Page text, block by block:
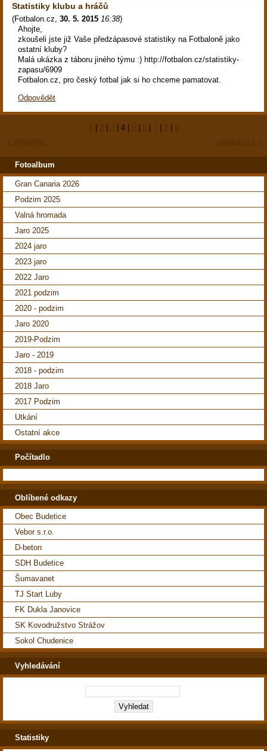
Statistiky klubu a hráčů
(Fotbalon.cz 30. 5. 2015 16:38)
Ahojte,
zkoušeli jste již Vaše předzápasové statistiky na Fotbaloně jako
ostatní kluby?
Malá ukázka z táboru jiného týmu :) http://fotbalon.cz/statistiky-
zapasu/6909
Fotbalon.cz, pro český fotbal jak si ho chceme pamatovat.
Odpovědět
4
Fotoalbum
Gran Canaria 2026
Podzim 2025
Valná hromada
Jaro 2025
2024 jaro
2023 jaro
2022 Jaro
2021 podzim
2020 - podzim
Jaro 2020
2019-Podzim
Jaro - 2019
2018 - podzim
2018 Jaro
2017 Podzim
Utkání
Ostatní akce
Počítadlo
Oblíbené odkazy
Obec Budetice
Vebor s.r.o.
D-beton
SDH Budetice
Šumavanet
TJ Start Luby
FK Dukla Janovice
SK Kovodružstvo Strážov
Sokol Chudenice
Vyhledávání
Statistiky